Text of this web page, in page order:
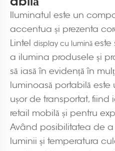
Iluminatul este un
accentua și prezenta
Lintel display cu lumină este
a ilumina produsele și
să iasă în evidență în
luminoasă portabilă
ușor de transportat, fiind
retail mobilă și pentru
Având posibilitatea de
luminii și temperatura